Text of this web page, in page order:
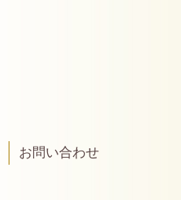
お問い合わせ